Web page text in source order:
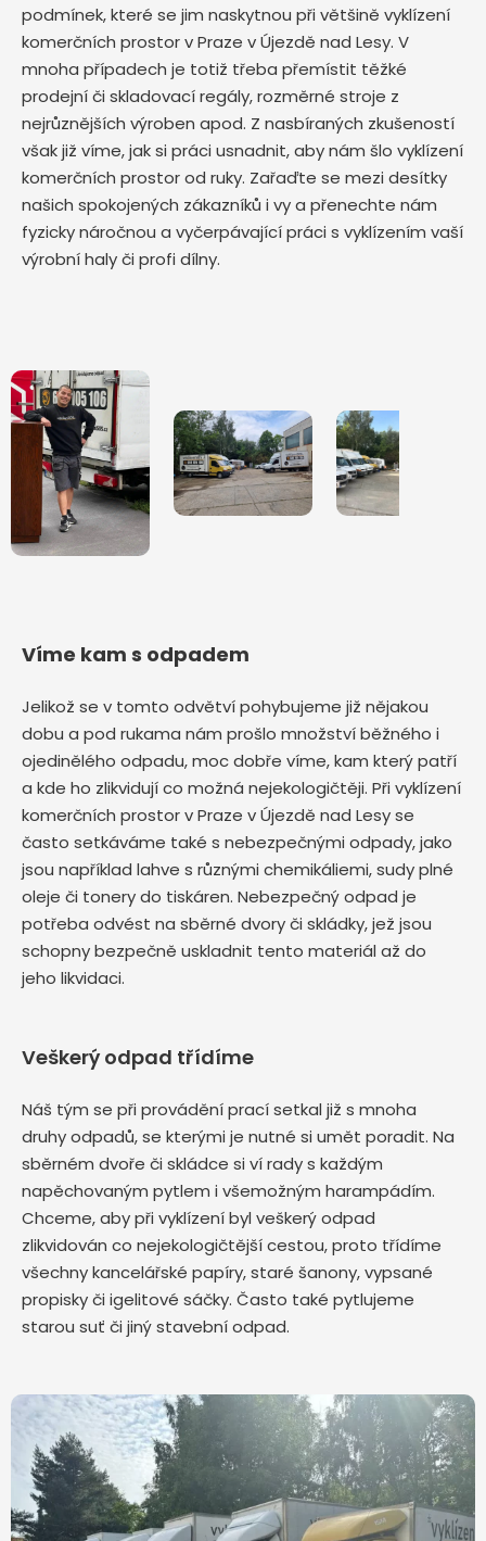
podmínek, které se jim naskytnou při většině vyklízení
komerčních prostor v Praze v Újezdě nad Lesy. V
mnoha případech je totiž třeba přemístit těžké
prodejní či skladovací regály, rozměrné stroje z
nejrůznějších výroben apod. Z nasbíraných zkušeností
však již víme, jak si práci usnadnit, aby nám šlo vyklízení
komerčních prostor od ruky. Zařaďte se mezi desítky
našich spokojených zákazníků i vy a přenechte nám
fyzicky náročnou a vyčerpávající práci s vyklízením vaší
výrobní haly či profi dílny.
Víme kam s odpadem
Jelikož se v tomto odvětví pohybujeme již nějakou
dobu a pod rukama nám prošlo množství běžného i
ojedinělého odpadu, moc dobře víme, kam který patří
a kde ho zlikvidují co možná nejekologičtěji. Při vyklízení
komerčních prostor v Praze v Újezdě nad Lesy se
často setkáváme také s nebezpečnými odpady, jako
jsou například lahve s různými chemikáliemi, sudy plné
oleje či tonery do tiskáren. Nebezpečný odpad je
potřeba odvést na sběrné dvory či skládky, jež jsou
schopny bezpečně uskladnit tento materiál až do
jeho likvidaci.
Veškerý odpad třídíme
Náš tým se při provádění prací setkal již s mnoha
druhy odpadů, se kterými je nutné si umět poradit. Na
sběrném dvoře či skládce si ví rady s každým
napěchovaným pytlem i všemožným harampádím.
Chceme, aby při vyklízení byl veškerý odpad
zlikvidován co nejekologičtější cestou, proto třídíme
všechny kancelářské papíry, staré šanony, vypsané
propisky či igelitové sáčky. Často také pytlujeme
starou suť či jiný stavební odpad.